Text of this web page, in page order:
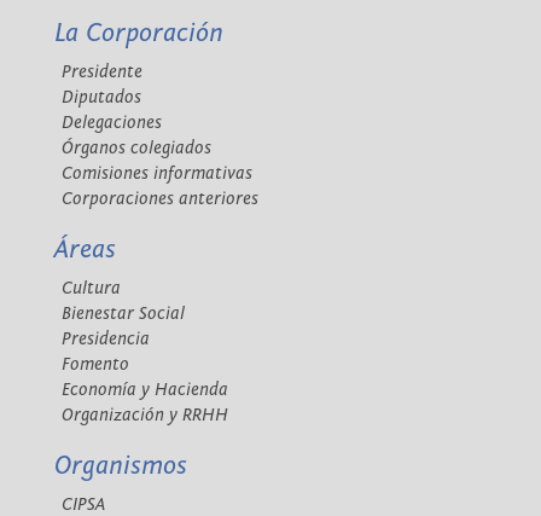
La Corporación
Presidente
Diputados
Delegaciones
Órganos colegiados
Comisiones informativas
Corporaciones anteriores
Áreas
Cultura
Bienestar Social
Presidencia
Fomento
Economía y Hacienda
Organización y RRHH
Organismos
CIPSA